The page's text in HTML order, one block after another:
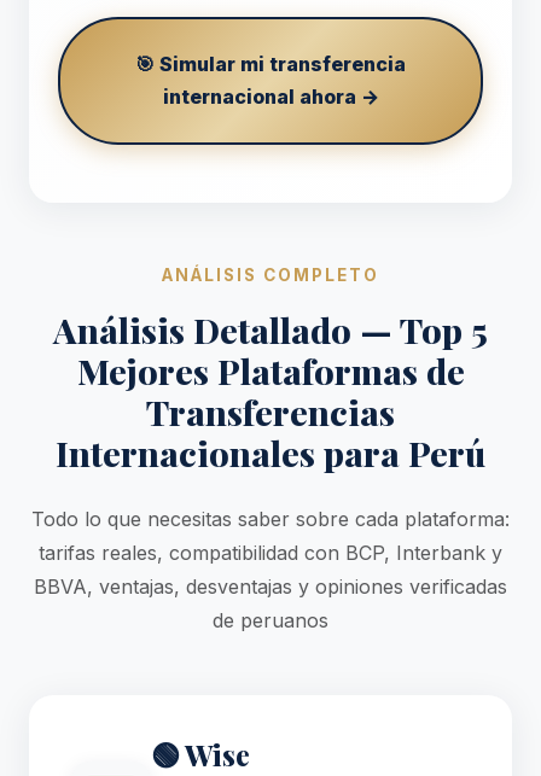
🎯 Simular mi transferencia
internacional ahora →
ANÁLISIS COMPLETO
Análisis Detallado — Top 5
Mejores Plataformas de
Transferencias
Internacionales para Perú
Todo lo que necesitas saber sobre cada plataforma:
tarifas reales, compatibilidad con BCP, Interbank y
BBVA, ventajas, desventajas y opiniones verificadas
de peruanos
🟢 Wise